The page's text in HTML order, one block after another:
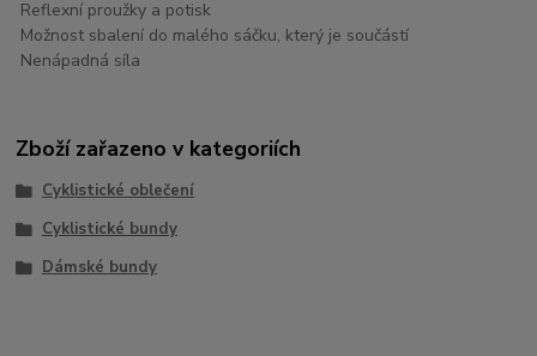
Reflexní proužky a potisk
Možnost sbalení do malého sáčku, který je součástí
Nenápadná síla
Zboží zařazeno v kategoriích
Cyklistické oblečení
Cyklistické bundy
Dámské bundy